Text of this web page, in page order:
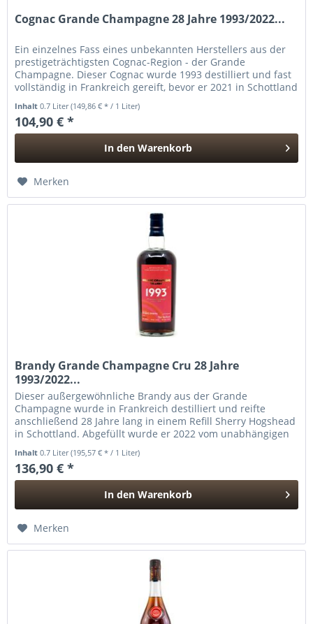
Cognac Grande Champagne 28 Jahre 1993/2022...
Ein einzelnes Fass eines unbekannten Herstellers aus der
prestigeträchtigsten Cognac-Region - der Grande
Champagne. Dieser Cognac wurde 1993 destilliert und fast
vollständig in Frankreich gereift, bevor er 2021 in Schottland
Inhalt0.7 Liter(149,86 € * / 1 Liter)
104,90 € *
In den Warenkorb
Merken
Brandy Grande Champagne Cru 28 Jahre
1993/2022...
Dieser außergewöhnliche Brandy aus der Grande
Champagne wurde in Frankreich destilliert und reifte
anschließend 28 Jahre lang in einem Refill Sherry Hogshead
in Schottland. Abgefüllt wurde er 2022 vom unabhängigen
Inhalt0.7 Liter(195,57 € * / 1 Liter)
136,90 € *
In den Warenkorb
Merken